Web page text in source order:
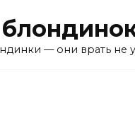
— они врать не